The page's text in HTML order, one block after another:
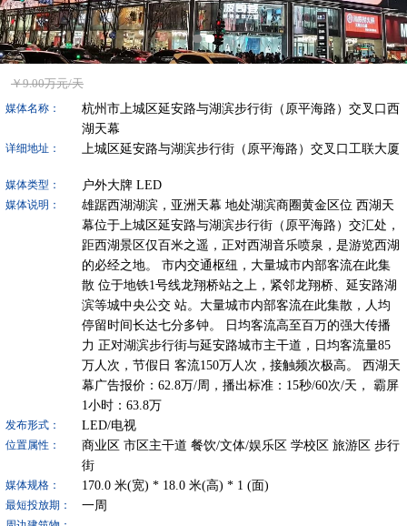
￥9.00万元/天
媒体名称：
杭州市上城区延安路与湖滨步行街（原平海路）交叉口西
湖天幕
详细地址： 上城区延安路与湖滨步行街（原平海路）交叉口工联大厦
媒体类型： 户外大牌 LED
媒体说明：
雄踞西湖湖滨，亚洲天幕 地处湖滨商圈黄金区位 西湖天
幕位于上城区延安路与湖滨步行街（原平海路）交汇处，
距西湖景区仅百米之遥，正对西湖音乐喷泉，是游览西湖
的必经之地。 市内交通枢纽，大量城市内部客流在此集
散 位于地铁1号线龙翔桥站之上，紧邻龙翔桥、延安路湖
滨等城中央公交 站。大量城市内部客流在此集散，人均
停留时间长达七分多钟。 日均客流高至百万的强大传播
力 正对湖滨步行街与延安路城市主干道，日均客流量85
万人次，节假日 客流150万人次，接触频次极高。 西湖天
幕广告报价：62.8万/周，播出标准：15秒/60次/天， 霸屏
1小时：63.8万
发布形式： LED/电视
位置属性： 商业区 市区主干道 餐饮/文体/娱乐区 学校区 旅游区 步行
街
媒体规格： 170.0米(宽) * 18.0米(高) * 1 (面)
最短投放期： 一周